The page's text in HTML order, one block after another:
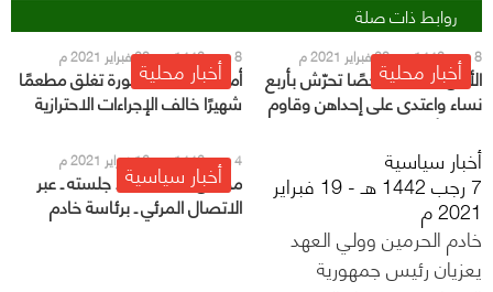
روابط ذات صلة
أخبار محلية 8 رجب 1442 هـ - 20 فبراير 2021 م
الأمن يضبط شخصًا تحرّش بأربع
نساء واعتدى على إحداهن وقاوم
رجال الأمن
أخبار محلية 8 رجب 1442 هـ - 20 فبراير 2021 م
أمانة المدينة المنورة تغلق مطعمًا
شهيرًا خالف الإجراءات الاحترازية
أخبار سياسية
7 رجب 1442 هـ - 19 فبراير
2021 م
خادم الحرمين وولي العهد
يعزيان رئيس جمهورية
أخبار سياسية 4 رجب 1442 هـ - 16 فبراير 2021 م
مجلس الوزراء يعقد جلسته ـ عبر
الاتصال المرئي ـ برئاسة خادم
الحرمين الشريفين